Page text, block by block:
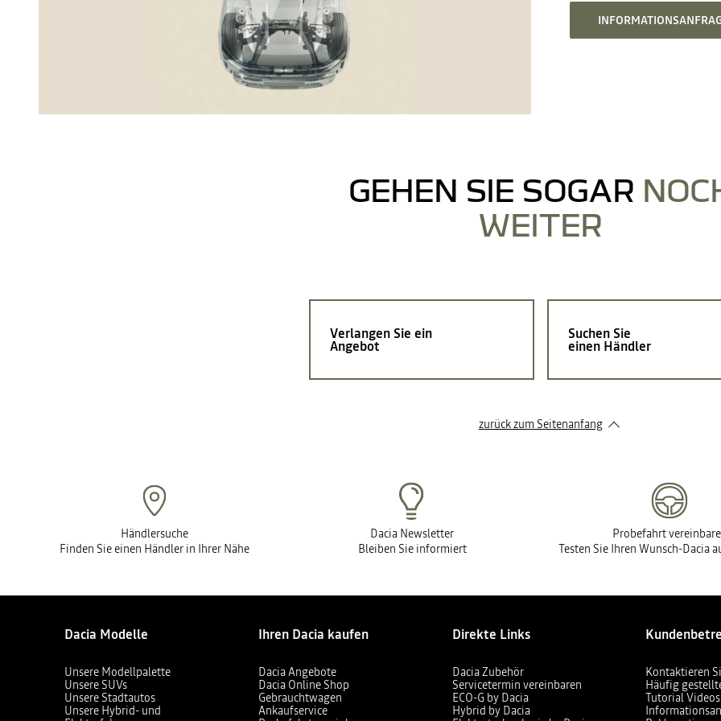
GEHEN SIE SOGAR
WEITER
Verlangen Sie ein
Angebot
Suchen Sie
einen Händler
zurück zum Seitenanfang
Händlersuche
Finden Sie einen Händler in Ihrer Nähe
Dacia Newsletter
Bleiben Sie informiert
Probefahrt
Testen Sie Ihren Wunsch-Dacia
Dacia Modelle
Unsere Modellpalette
Unsere SUVs
Unsere Stadtautos
Unsere Hybrid- und
Ihren Dacia kaufen
Dacia Angebote
Dacia Online Shop
Gebrauchtwagen
Ankaufservice
Direkte Links
Dacia Zubehör
Servicetermin vereinbaren
ECO-G by Dacia
Hybrid by Dacia
Kontaktieren
Häufig
Tutorial Videos